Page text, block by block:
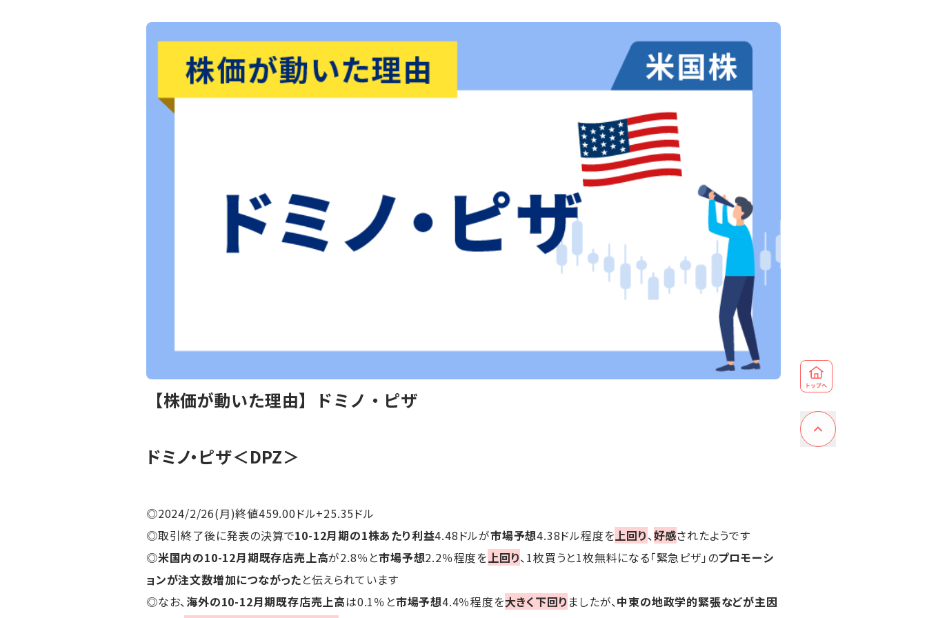
【株価が動いた理由】ドミノ・ピザ
ドミノ・ピザ＜DPZ＞
◎2024/2/26(月)終値459.00ドル+25.35ドル
◎取引終了後に発表の決算で10-12月期の1株あたり利益4.48ドルが市場予想4.38ドル程度を 上回り、好感されたようです
◎米国内の10-12月期既存店売上高が2.8％と市場予想2.2％程度を 上回り、1枚買うと1枚無料になる「緊急ピザ」のプロモーシ
ョンが注文数増加につながったと伝えられています
◎なお、 海外の10-12月期既存店売上高は0.1％と市場予想4.4％程度を大きく下回り ましたが、中東の地政学的緊張などが主因